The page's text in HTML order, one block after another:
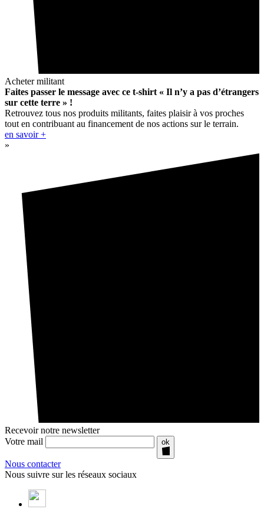
Acheter militant
Faites passer le message avec ce t-shirt « Il n’y a pas d’étrangers
sur cette terre » !
Retrouvez tous nos produits militants, faites plaisir à vos proches
tout en contribuant au financement de nos actions sur le terrain.
en savoir +
»
Recevoir notre newsletter
Votre mail
ok
Nous contacter
Nous suivre sur les réseaux sociaux